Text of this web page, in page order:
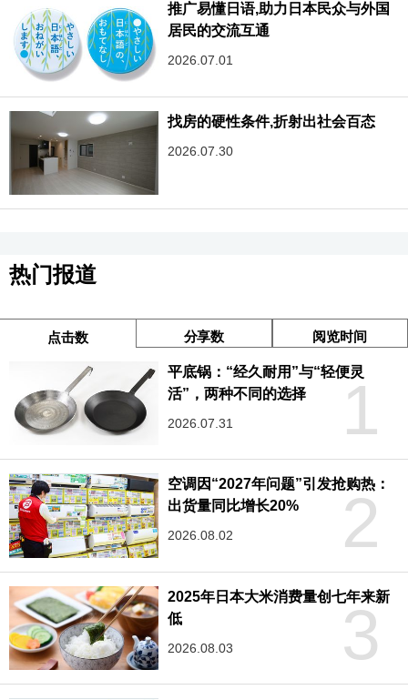
推广易懂日语,助力日本民众与外国
居民的交流互通
2026.07.01
找房的硬性条件,折射出社会百态
2026.07.30
热门报道
点击数 分享数 阅览时间
1
平底锅：“经久耐用”与“轻便灵
活”，两种不同的选择
2026.07.31
2
空调因“2027年问题”引发抢购热：
出货量同比增长20%
2026.08.02
3
2025年日本大米消费量创七年来新
低
2026.08.03